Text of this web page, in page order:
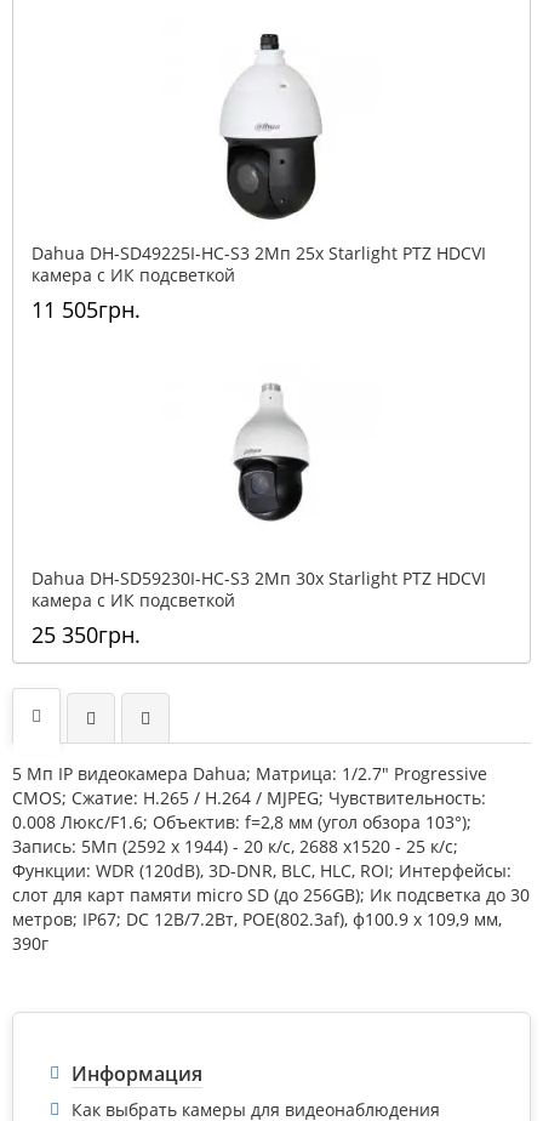
Dahua DH-SD49225I-HC-S3 2Mп 25x Starlight PTZ HDCVI
камера с ИК подсветкой
11 505грн.
Dahua DH-SD59230I-HC-S3 2Mп 30x Starlight PTZ HDCVI
камера с ИК подсветкой
25 350грн.
5 Мп IP видеокамера Dahua; Матрица: 1/2.7" Progressive
CMOS; Сжатие: H.265 / H.264 / MJPEG; Чувствительность:
0.008 Люкс/F1.6; Объектив: f=2,8 мм (угол обзора 103°);
Запись: 5Mп (2592 х 1944) - 20 к/с, 2688 х1520 - 25 к/с;
Функции: WDR (120dB), 3D-DNR, BLC, HLC, ROI; Интерфейсы:
слот для карт памяти micro SD (до 256GB); Ик подсветка до 30
метров; IP67; DC 12В/7.2Вт, POE(802.3af), ф100.9 х 109,9 мм,
390г
Информация
Как выбрать камеры для видеонаблюдения